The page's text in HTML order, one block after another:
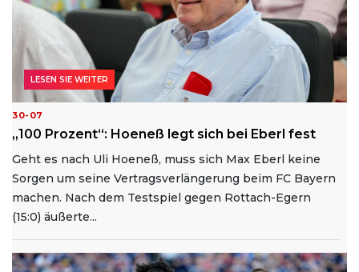
30-07
„100 Prozent“: Hoeneß legt sich bei Eberl fest
Geht es nach Uli Hoeneß, muss sich Max Eberl keine
Sorgen um seine Vertragsverlängerung beim FC Bayern
machen. Nach dem Testspiel gegen Rottach-Egern
(15:0) äußerte...
LESEN SIE WEITER